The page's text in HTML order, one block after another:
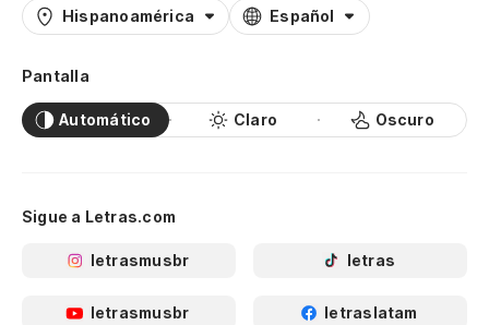
Hispanoamérica Español
Pantalla
Automático Claro Oscuro
Sigue a Letras.com
letrasmusbr letras
letrasmusbr letraslatam